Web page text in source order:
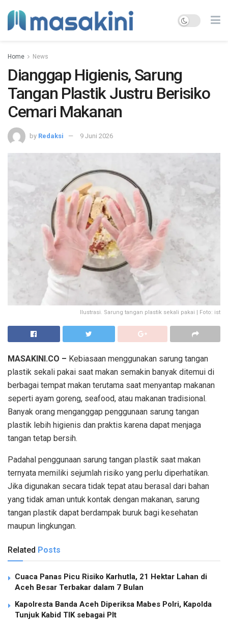
Home News
Dianggap Higienis, Sarung
Tangan Plastik Justru Berisiko
Cemari Makanan
by Redaksi 9 Juni 2026
Ilustrasi. Sarung tangan plastik sekali pakai | Foto: ist
MASAKINI.CO – Kebiasaan menggunakan sarung tangan
plastik sekali pakai saat makan semakin banyak ditemui di
berbagai tempat makan terutama saat menyantap makanan
seperti ayam goreng, seafood, atau makanan tradisional.
Banyak orang menganggap penggunaan sarung tangan
plastik lebih higienis dan praktis karena dapat menjaga
tangan tetap bersih.
Padahal penggunaan sarung tangan plastik saat makan
ternyata memiliki sejumlah risiko yang perlu diperhatikan.
Jika digunakan secara tidak tepat atau berasal dari bahan
yang tidak aman untuk kontak dengan makanan, sarung
tangan plastik dapat berdampak buruk bagi kesehatan
maupun lingkungan.
Related Posts
Cuaca Panas Picu Risiko Karhutla, 21 Hektar Lahan di
Aceh Besar Terbakar dalam 7 Bulan
Kapolresta Banda Aceh Diperiksa Mabes Polri, Kapolda
Tunjuk Kabid TIK sebagai Plt